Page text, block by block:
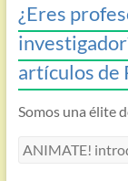
¿Eres
artículos de
Somos una élite
ANIMATE!